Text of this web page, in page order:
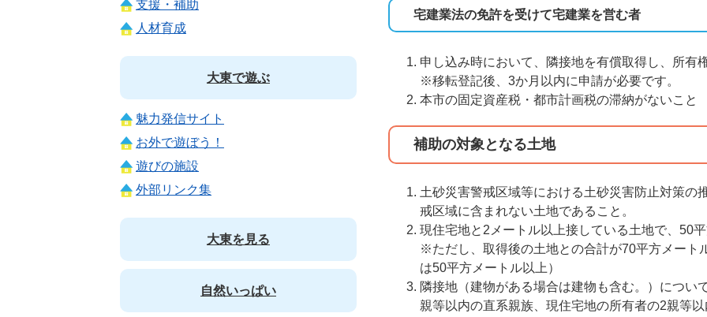
宅建業法の免許を受けて宅建業を営む者
申し込み時において、隣接地を有償取得し
※移転登記後、3か月以内に申請が必要です。
本市の固定資産税・都市計画税の滞納がないこと
補助の対象となる土地
土砂災害警戒区域等における土砂災害防止対策の
戒区域に含まれない土地であること。
現住宅地と2メートル以上接している土地で、50
※ただし、取得後の土地との合計が70平方メー
は50平方メートル以上）
隣接地（建物がある場合は建物も含む。）につい
親等以内の直系親族、現住宅地の所有者の2親等
支援・補助
人材育成
大東で遊ぶ
魅力発信サイト
お外で遊ぼう！
遊びの施設
外部リンク集
大東を見る
自然いっぱい